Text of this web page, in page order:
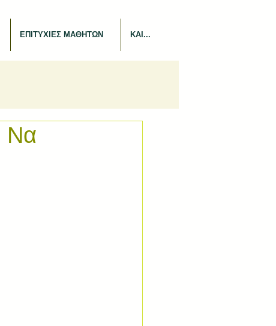
ΕΠΙΤΥΧΙΕΣ ΜΑΘΗΤΩΝ ΚΑΙ...
Να